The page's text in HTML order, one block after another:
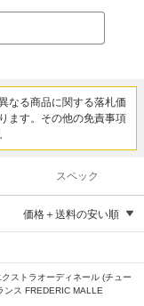
なる商品に関する落札価
ます。その他の免責事項
スペック
価格＋送料の安い順
ストラオーディネール (チュー
ンス FREDERIC MALLE